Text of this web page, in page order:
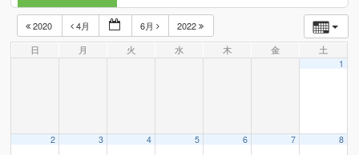
2020 4月 6月
2022
日
月 火 水 木 金 土
1
2 3 4 5 6 7 8